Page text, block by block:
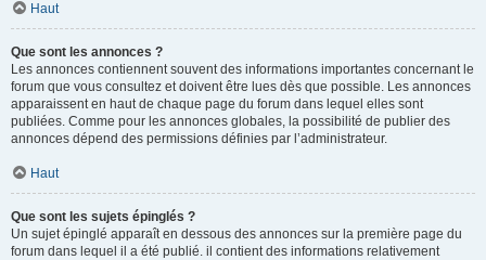
Haut
Que sont les annonces ?
Les annonces contiennent souvent des informations importantes concernant le
forum que vous consultez et doivent être lues dès que possible. Les annonces
apparaissent en haut de chaque page du forum dans lequel elles sont
publiées. Comme pour les annonces globales, la possibilité de publier des
annonces dépend des permissions définies par l’administrateur.
Haut
Que sont les sujets épinglés ?
Un sujet épinglé apparaît en dessous des annonces sur la première page du
forum dans lequel il a été publié. il contient des informations relativement